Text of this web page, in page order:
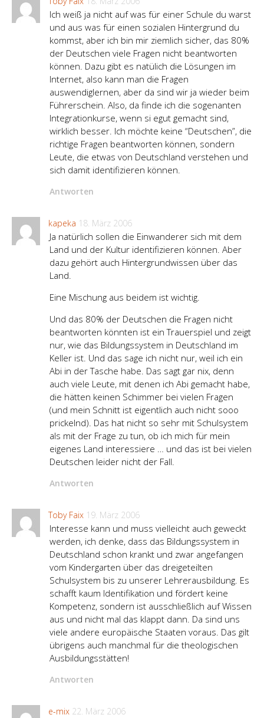
Ich weiß ja nicht auf was für einer Schule du warst
und aus was für einen sozialen Hintergrund du
kommst, aber ich bin mir ziemlich sicher, das 80%
der Deutschen viele Fragen nicht beantworten
können. Dazu gibt es natülich die Lösungen im
Internet, also kann man die Fragen
auswendiglernen, aber da sind wir ja wieder beim
Führerschein. Also, da finde ich die sogenanten
Integrationkurse, wenn si egut gemacht sind,
wirklich besser. Ich möchte keine “Deutschen”, die
richtige Fragen beantworten können, sondern
Leute, die etwas von Deutschland verstehen und
sich damit identifizieren können.
Antworten
kapeka 18. März 2006
Ja natürlich sollen die Einwanderer sich mit dem
Land und der Kultur identifizieren können. Aber
dazu gehört auch Hintergrundwissen über das
Land.
Eine Mischung aus beidem ist wichtig.
Und das 80% der Deutschen die Fragen nicht
beantworten könnten ist ein Trauerspiel und zeigt
nur, wie das Bildungssystem in Deutschland im
Keller ist. Und das sage ich nicht nur, weil ich ein
Abi in der Tasche habe. Das sagt gar nix, denn
auch viele Leute, mit denen ich Abi gemacht habe,
die hätten keinen Schimmer bei vielen Fragen
(und mein Schnitt ist eigentlich auch nicht sooo
prickelnd). Das hat nicht so sehr mit Schulsystem
als mit der Frage zu tun, ob ich mich für mein
eigenes Land interessiere … und das ist bei vielen
Deutschen leider nicht der Fall.
Antworten
Toby Faix 19. März 2006
Interesse kann und muss vielleicht auch geweckt
werden, ich denke, dass das Bildungssystem in
Deutschland schon krankt und zwar angefangen
vom Kindergarten über das dreigeteilten
Schulsystem bis zu unserer Lehrerausbildung. Es
schafft kaum Identifikation und fördert keine
Kompetenz, sondern ist ausschließlich auf Wissen
aus und nicht mal das klappt dann. Da sind uns
viele andere europäische Staaten voraus. Das gilt
übrigens auch manchmal für die theologischen
Ausbildungsstätten!
Antworten
e-mix 22. März 2006